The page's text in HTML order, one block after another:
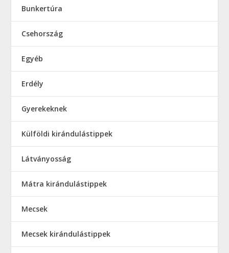
Bunkertúra
Csehország
Egyéb
Erdély
Gyerekeknek
Külföldi kirándulástippek
Látványosság
Mátra kirándulástippek
Mecsek
Mecsek kirándulástippek